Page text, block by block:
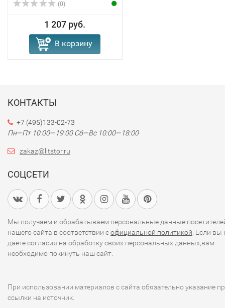
(0)
1 207 руб.
В корзину
КОНТАКТЫ
+7 (495)133-02-73
Пн—Пт 10:00—19:00 Сб—Вс 10:00—18:00
zakaz@litstor.ru
СОЦСЕТИ
Мы получаем и обрабатываем персональные данные
нашего сайта в соответствии софициальной политикой. Если вы
даете согласия на обработку своих персональных данных,вам
необходимо покинуть наш сайт.
При использовании материалов с сайта обязательно указание
ссылки на источник.